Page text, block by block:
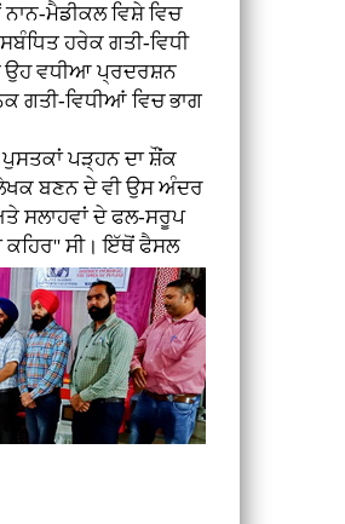
ਮੈਡੀਕਲ ਵਿਸ਼ੇ ਵਿਚ
ਹਰੇਕ ਗਤੀ-ਵਿਧੀ
ਉਹ ਵਧੀਆ ਪ੍ਰਦਰਸ਼ਨ
ਗਤੀ-ਵਿਧੀਆਂ ਵਿਚ ਭਾਗ
ਪੜ੍ਹਨ ਦਾ ਸ਼ੌਂਕ
ਬਣਨ ਦੇ ਵੀ ਉਸ ਅੰਦਰ
ਸਲਾਹਵਾਂ ਦੇ ਫਲ-ਸਰੂਪ
ਕਹਿਰ'' ਸੀ। ਇੱਥੋਂ ਫੈਸਲ